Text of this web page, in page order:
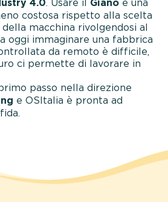
4.0. Usare il Giano è una
costosa rispetto alla scelta
macchina rivolgendosi al
oggi immaginare una fabbrica
da remoto è difficile,
ci permette di lavorare in
passo nella direzione
e OSItalia è pronta ad